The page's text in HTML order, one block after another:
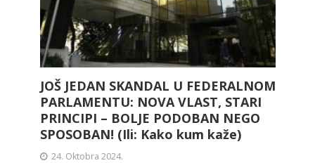
JOŠ JEDAN SKANDAL U FEDERALNOM
PARLAMENTU: NOVA VLAST, STARI
PRINCIPI – BOLJE PODOBAN NEGO
SPOSOBAN! (Ili: Kako kum kaže)
24. Oktobra 2024.